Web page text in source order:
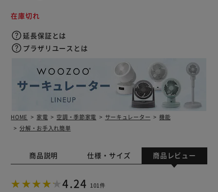
在庫切れ
延長保証とは
プラザリユースとは
HOME 家電 空調・季節家電 サーキュレーター
機能
分解・お手入れ簡単
商品説明 仕様・サイズ 商品レビュー
4.24 101件